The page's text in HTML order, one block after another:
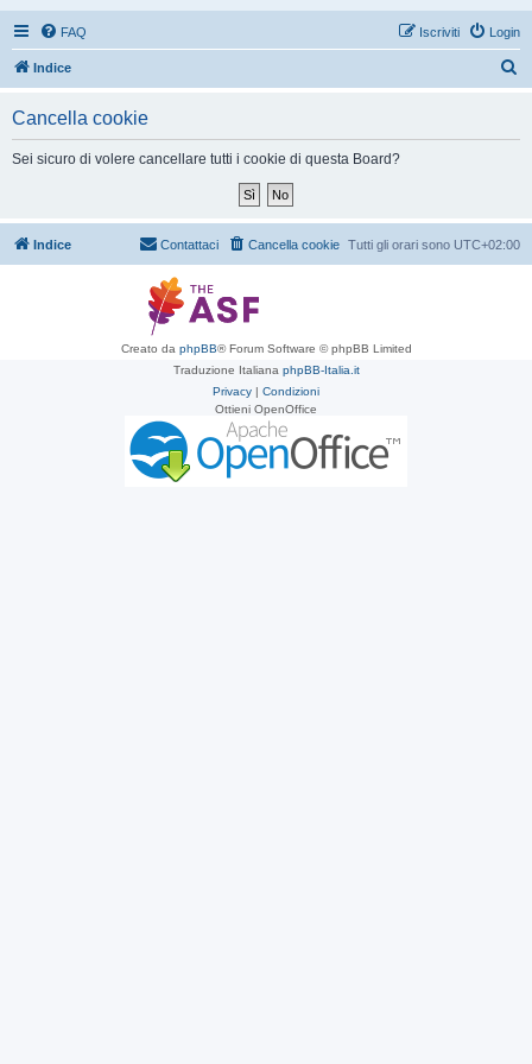
FAQ Login
Iscriviti
Indice
Cancella cookie
Sei sicuro di volere cancellare tutti i cookie di questa Board?
Indice Tutti gli orari sono UTC+02:00
Cancella cookie
Contattaci
Creato da phpBB® Forum Software © phpBB Limited
Traduzione Italiana phpBB-Italia.it
Privacy | Condizioni
Ottieni OpenOffice